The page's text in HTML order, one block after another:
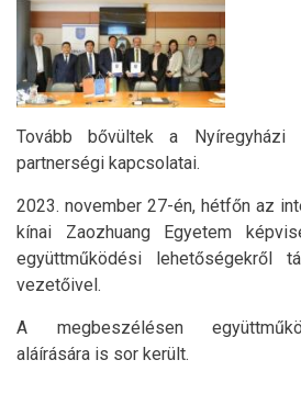
Tovább bővültek a Nyíregyházi
partnerségi kapcsolatai.
2023. november 27-én, hétfőn az
kínai Zaozhuang Egyetem
együttműködési lehetőségekről
vezetőivel.
A megbeszélésen
aláírására is sor került.